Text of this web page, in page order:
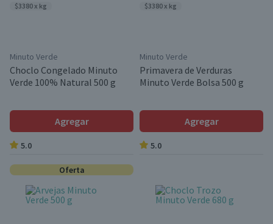
$3380 x kg
Minuto Verde
Choclo Congelado Minuto
Verde 100% Natural 500 g
Agregar
5.0
$3380 x kg
Minuto Verde
Primavera de Verduras
Minuto Verde Bolsa 500 g
Agregar
5.0
Oferta